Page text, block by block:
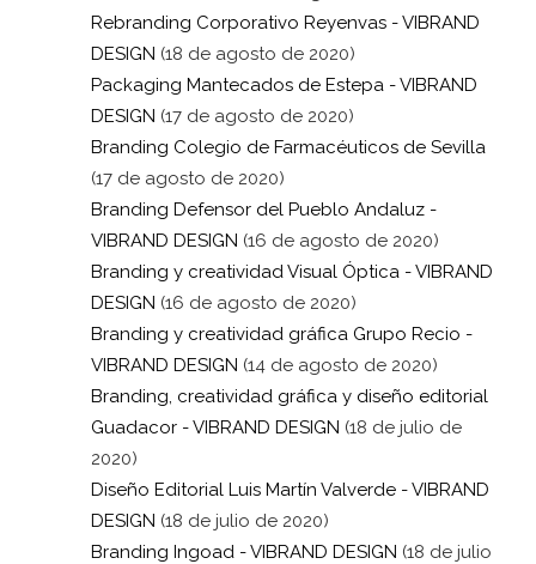
Rebranding Corporativo Reyenvas - VIBRAND
DESIGN (18 de agosto de 2020)
Packaging Mantecados de Estepa - VIBRAND
DESIGN (17 de agosto de 2020)
Branding Colegio de Farmacéuticos de Sevilla
(17 de agosto de 2020)
Branding Defensor del Pueblo Andaluz -
VIBRAND DESIGN (16 de agosto de 2020)
Branding y creatividad Visual Óptica - VIBRAND
DESIGN (16 de agosto de 2020)
Branding y creatividad gráfica Grupo Recio -
VIBRAND DESIGN (14 de agosto de 2020)
Branding, creatividad gráfica y diseño editorial
Guadacor - VIBRAND DESIGN (18 de julio de
2020)
Diseño Editorial Luis Martín Valverde - VIBRAND
DESIGN (18 de julio de 2020)
Branding Ingoad - VIBRAND DESIGN (18 de julio